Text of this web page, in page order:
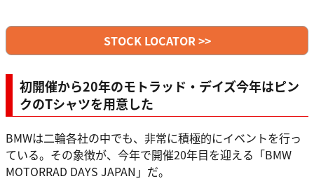
STOCK LOCATOR >>
初開催から20年のモトラッド・デイズ今年はピン
クのTシャツを用意した
BMWは二輪各社の中でも、非常に積極的にイベントを行っ
ている。その象徴が、今年で開催20年目を迎える「BMW
MOTORRAD DAYS JAPAN」だ。